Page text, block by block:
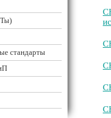
стандарты